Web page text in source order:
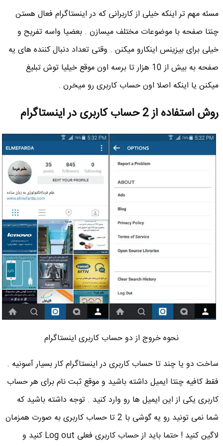
مسئه مهم تر اینکه خیلی از کاربرانی که در اینستاگرام فعال هستن
چنتا صفحه با موضوعات مختلف میسازن . بعضیا واسه تفریح و
خیلی برای بیزینس اینکارو میکنن . وقتی تعداد دنبال کننده های یه
صفحه به بیش از 10 هزار تا برسه اون موقع خیلیا توش تبلیغ
میکنن یا اینکه اصلا اون حساب کاربری رو میخرن .
روش استفاده از 2 حساب کاربری در اینستاگرام
نحوه خروج از دو حساب کاربری اینستاگرام
ساخت دو یا چند تا حساب کاربری در اینستاگرام کار بسیار آسونیه .
فقط کافیه چنتا ایمیل داشته باشید و موقع ثبت نام برای هر حساب
کاربری یکی از این ایمیل ها رو وارد کنید . توجه داشته باشید که
شما نمی تونید رو یه گوشی با 2 تا حساب کاربری به صورت همزمان
لاگین کنید ! حتما باید از حساب کاربری فعلی Log out کنید و